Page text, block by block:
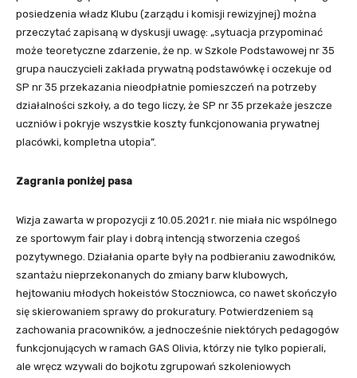
posiedzenia władz Klubu (zarządu i komisji rewizyjnej) można
przeczytać zapisaną w dyskusji uwagę: „sytuacja przypominać
może teoretyczne zdarzenie, że np. w Szkole Podstawowej nr 35
grupa nauczycieli zakłada prywatną podstawówkę i oczekuje od
SP nr 35 przekazania nieodpłatnie pomieszczeń na potrzeby
działalności szkoły, a do tego liczy, że SP nr 35 przekaże jeszcze
uczniów i pokryje wszystkie koszty funkcjonowania prywatnej
placówki, kompletna utopia”.
Zagrania poniżej pasa
Wizja zawarta w propozycji z 10.05.2021 r. nie miała nic wspólnego
ze sportowym fair play i dobrą intencją stworzenia czegoś
pozytywnego. Działania oparte były na podbieraniu zawodników,
szantażu nieprzekonanych do zmiany barw klubowych,
hejtowaniu młodych hokeistów Stoczniowca, co nawet skończyło
się skierowaniem sprawy do prokuratury. Potwierdzeniem są
zachowania pracowników, a jednocześnie niektórych pedagogów
funkcjonujących w ramach GAS Olivia, którzy nie tylko popierali,
ale wręcz wzywali do bojkotu zgrupowań szkoleniowych